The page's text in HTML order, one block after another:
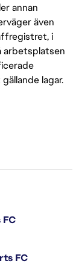
annan
även
i
arbetsplatsen
lagar.
FC